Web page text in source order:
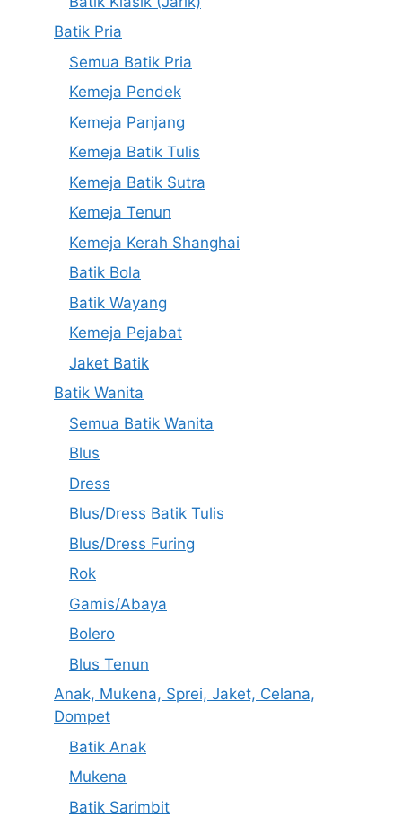
Batik Pria
Semua Batik Pria
Kemeja Pendek
Kemeja Panjang
Kemeja Batik Tulis
Kemeja Batik Sutra
Kemeja Tenun
Kemeja Kerah Shanghai
Batik Bola
Batik Wayang
Kemeja Pejabat
Jaket Batik
Batik Wanita
Semua Batik Wanita
Blus
Dress
Blus/Dress Batik Tulis
Blus/Dress Furing
Rok
Gamis/Abaya
Bolero
Blus Tenun
Anak, Mukena, Sprei, Jaket, Celana,
Dompet
Batik Anak
Mukena
Batik Sarimbit